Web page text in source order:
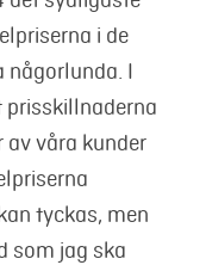
i de
I
våra kunder
tyckas, men
som jag ska